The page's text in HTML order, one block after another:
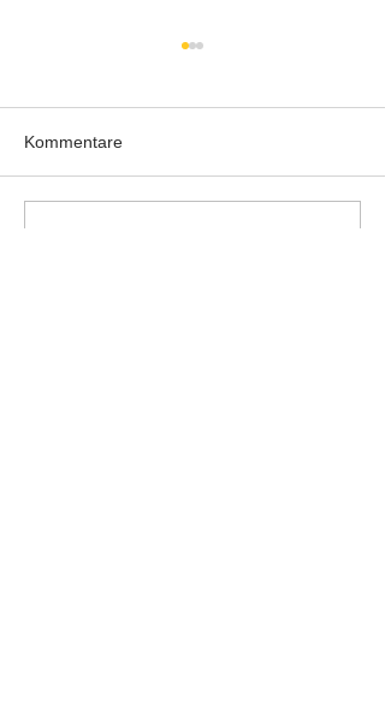
FSJ-Stelle 2024/2025
Kommentare